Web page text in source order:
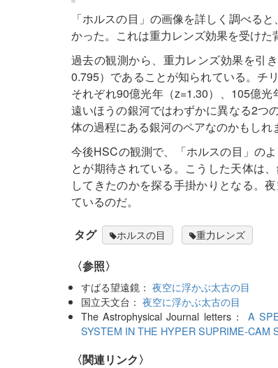
「ホルスの目」の画像を詳しく調べる
かった。これは重力レンズ効果を受けた
過去の観測から、重力レンズ効果を引
0.795）であることが知られている。チ
それぞれ90億光年（z=1.30）、105億光
遠いほうの銀河ではわずかに異なる2つ
体の過程にある銀河のペアなのかもしれ
今後HSCの観測で、「ホルスの目」の
とが期待されている。こうした天体は
してきたのかを探る手掛かりとなる。
ているのだ。
タグ ホルスの目 重力レンズ
〈参照〉
すばる望遠鏡：夜空に浮かぶ太古の目
国立天文台：夜空に浮かぶ太古の目
The Astrophysical Journal letters： A
SYSTEM IN THE HYPER SUPRIME-CAM
〈関連リンク〉